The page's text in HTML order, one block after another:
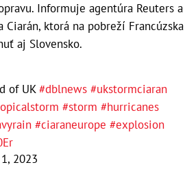
Informuje agentúra Reuters a
ktorá na pobreží Francúzska
aj Slovensko.
of UK#dblnews #ukstormciaran
#storm #hurricanes
#ciaraneurope #explosion
2023